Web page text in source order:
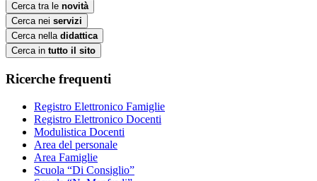
Cerca tra le novità
Cerca nei servizi
Cerca nella didattica
Cerca in tutto il sito
Ricerche frequenti
Registro Elettronico Famiglie
Registro Elettronico Docenti
Modulistica Docenti
Area del personale
Area Famiglie
Scuola “Di Consiglio”